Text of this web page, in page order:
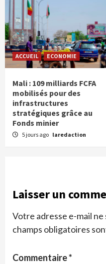
ACCUEIL ECONOMIE
Mali : 109 milliards FCFA
mobilisés pour des
infrastructures
stratégiques grâce au
Fonds minier
5 jours ago laredaction
Laisser un
Votre adresse e-mail ne
champs obligatoires
Commentaire*